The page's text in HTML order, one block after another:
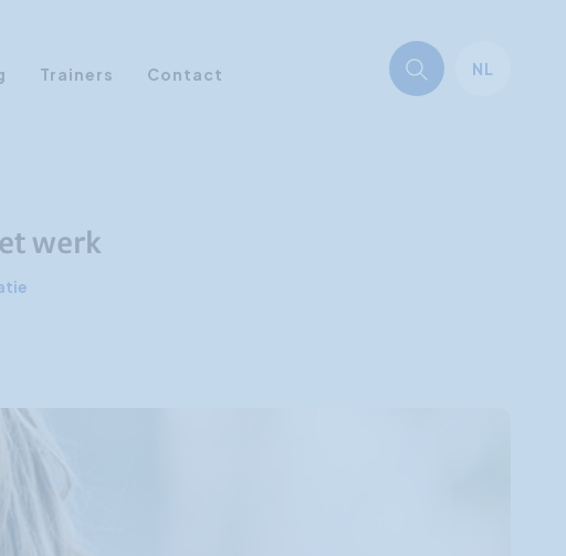
Trainers Contact NL
werk